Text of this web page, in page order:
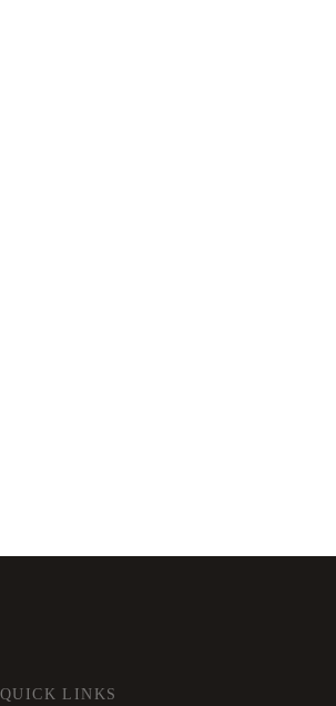
QUICK LINKS